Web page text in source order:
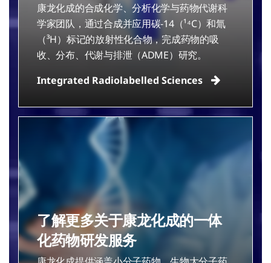
康龙化成的合成化学、分析化学与药物代谢科
学家团队，通过合成并应用碳-14（¹⁴C）和氚
（³H）标记的放射性化合物，完成药物的吸
收、分布、代谢与排泄（ADME）研究。
Integrated Radiolabelled Sciences
了解更多关于康龙化成的一体
化药物研发服务